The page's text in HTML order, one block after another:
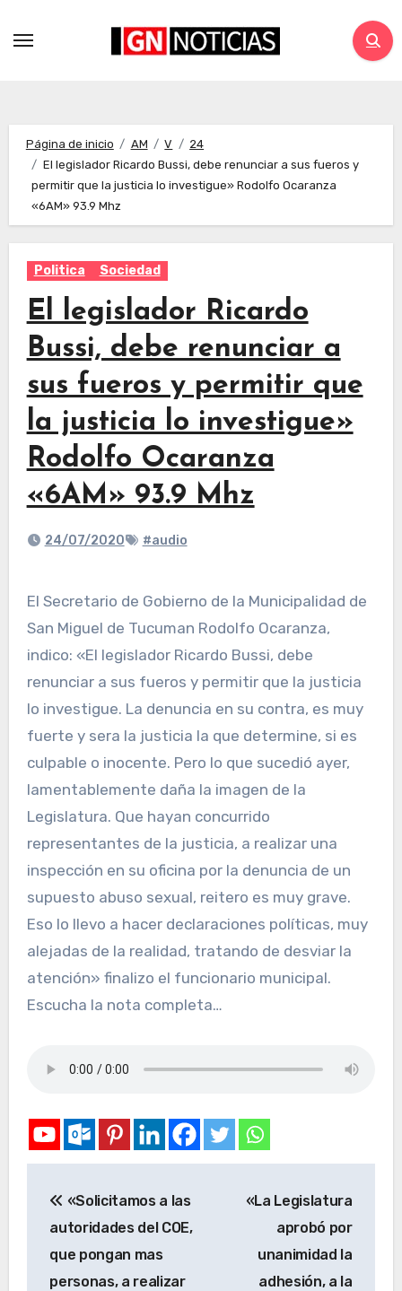
Página de inicio AM V
24
El legislador Ricardo Bussi, debe renunciar a sus fueros y
permitir que la justicia lo investigue» Rodolfo Ocaranza
«6AM» 93.9 Mhz
Politica Sociedad
El legislador Ricardo
Bussi, debe renunciar a
sus fueros y permitir que
la justicia lo investigue»
Rodolfo Ocaranza
«6AM» 93.9 Mhz
24/07/2020 #audio
El Secretario de Gobierno de la Municipalidad de
San Miguel de Tucuman Rodolfo Ocaranza,
indico: «El legislador Ricardo Bussi, debe
renunciar a sus fueros y permitir que la justicia
lo investigue. La denuncia en su contra, es muy
fuerte y sera la justicia la que determine, si es
culpable o inocente. Pero lo que sucedió ayer,
lamentablemente daña la imagen de la
Legislatura. Que hayan concurrido
representantes de la justicia, a realizar una
inspección en su oficina por la denuncia de un
supuesto abuso sexual, reitero es muy grave.
Eso lo llevo a hacer declaraciones políticas, muy
alejadas de la realidad, tratando de desviar la
atención» finalizo el funcionario municipal.
Escucha la nota completa…
«Solicitamos a las
autoridades del COE,
que pongan mas
personas, a realizar
«La Legislatura
aprobó por
unanimidad la
adhesión, a la